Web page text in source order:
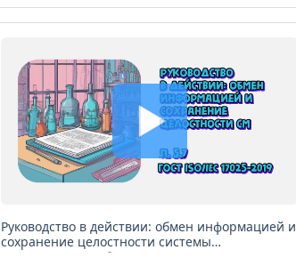
Руководство в действии: обмен информацией и
сохранение целостности системы
менеджмента лаборатории